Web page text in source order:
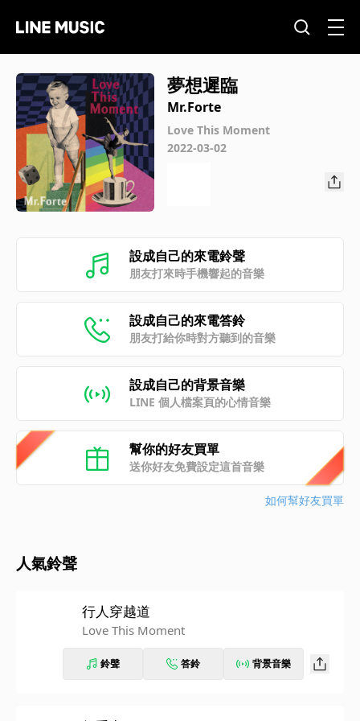
夢想遲臨
Mr.Forte
Love This Moment
2022-03-02
設成自己的來電鈴聲
朋友打來時手機響起的音樂
設成自己的來電答鈴
朋友打給你時對方聽到的音樂
設成自己的背景音樂
LINE 個人檔案頁的心情音樂
幫你的好友買單
送你好友免費設定這首音樂
如何幫好友買單
人氣鈴聲
行人穿越道
Love This Moment
鈴聲 答鈴 背景音樂